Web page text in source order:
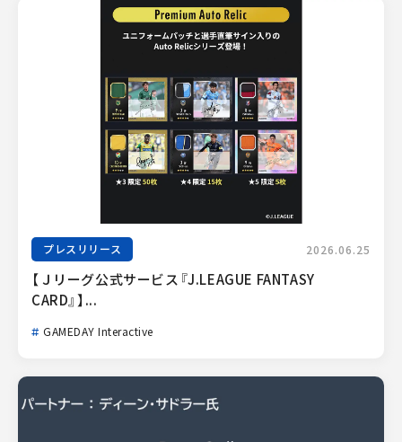
プレスリリース 2026.06.25
【Ｊリーグ公式サービス『J.LEAGUE FANTASY
CARD』】...
GAMEDAY Interactive